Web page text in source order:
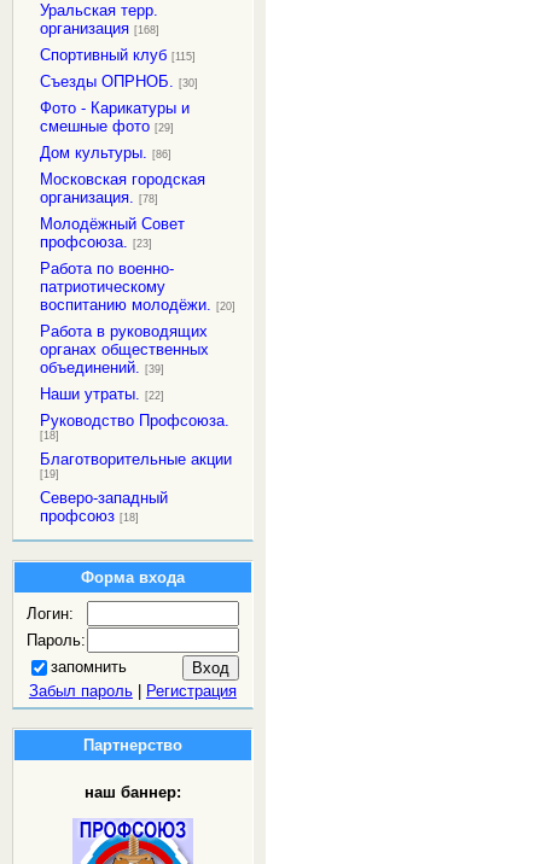
Уральская терр.
организация [168]
Спортивный клуб [115]
Съезды ОПРНОБ. [30]
Фото - Карикатуры и
смешные фото [29]
Дом культуры. [86]
Московская городская
организация. [78]
Молодёжный Совет
профсоюза. [23]
Работа по военно-
патриотическому
воспитанию молодёжи. [20]
Работа в руководящих
органах общественных
объединений. [39]
Наши утраты. [22]
Руководство Профсоюза.
[18]
Благотворительные акции
[19]
Северо-западный
профсоюз [18]
Форма входа
Логин:
Пароль:
запомнить
Забыл пароль| Регистрация
Партнерство
наш баннер: